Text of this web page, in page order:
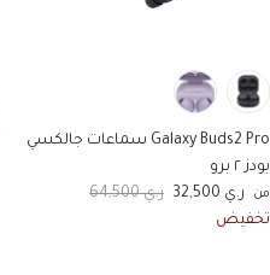
Galaxy Buds2 Pro سماعات جالكسي
بودز ٢ برو
السعر الان
من ر.ي 32,500 السعر الاصلي
ر.ي 64,500
تخفيض